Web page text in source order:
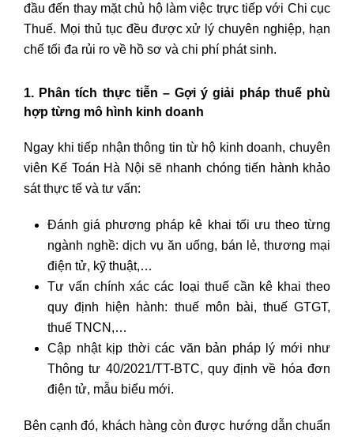
đầu đến thay mặt chủ hộ làm việc trực tiếp với Chi cục
Thuế. Mọi thủ tục đều được xử lý chuyên nghiệp, hạn
chế tối đa rủi ro về hồ sơ và chi phí phát sinh.
1. Phân tích thực tiễn – Gợi ý giải pháp thuế phù
hợp từng mô hình kinh doanh
Ngay khi tiếp nhận thông tin từ hộ kinh doanh, chuyên
viên Kế Toán Hà Nội sẽ nhanh chóng tiến hành khảo
sát thực tế và tư vấn:
Đánh giá phương pháp kê khai tối ưu theo từng
ngành nghề: dịch vụ ăn uống, bán lẻ, thương mại
điện tử, kỹ thuật,…
Tư vấn chính xác các loại thuế cần kê khai theo
quy định hiện hành: thuế môn bài, thuế GTGT,
thuế TNCN,…
Cập nhật kịp thời các văn bản pháp lý mới như
Thông tư 40/2021/TT-BTC, quy định về hóa đơn
điện tử, mẫu biểu mới.
Bên cạnh đó, khách hàng còn được hướng dẫn chuẩn